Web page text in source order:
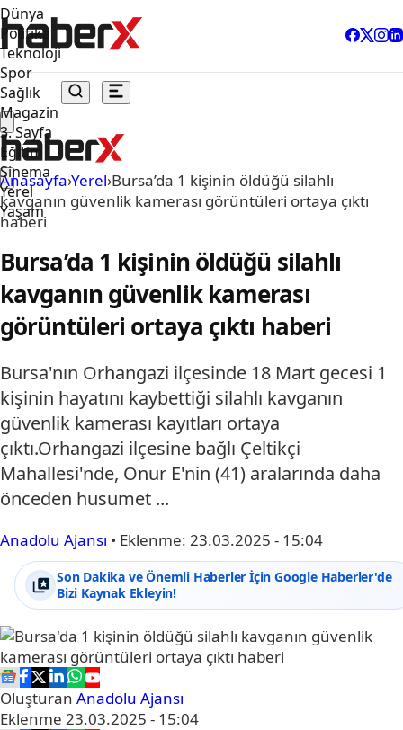
Dünya
Politika
Teknoloji
Spor
Sağlık
Magazin
3. Sayfa
Eğitim
Sinema
Yerel
Yaşam
Anasayfa›Yerel›Bursa’da 1 kişinin öldüğü silahlı
kavganın güvenlik kamerası görüntüleri ortaya çıktı
haberi
Bursa’da 1 kişinin öldüğü silahlı
kavganın güvenlik kamerası
görüntüleri ortaya çıktı haberi
Bursa'nın Orhangazi ilçesinde 18 Mart gecesi 1
kişinin hayatını kaybettiği silahlı kavganın
güvenlik kamerası kayıtları ortaya
çıktı.Orhangazi ilçesine bağlı Çeltikçi
Mahallesi'nde, Onur E'nin (41) aralarında daha
önceden husumet ...
Anadolu Ajansı • Eklenme: 23.03.2025 - 15:04
Son Dakika ve Önemli Haberler İçin Google Haberler'de
Bizi Kaynak Ekleyin!
Oluşturan Anadolu Ajansı
Eklenme 23.03.2025 - 15:04